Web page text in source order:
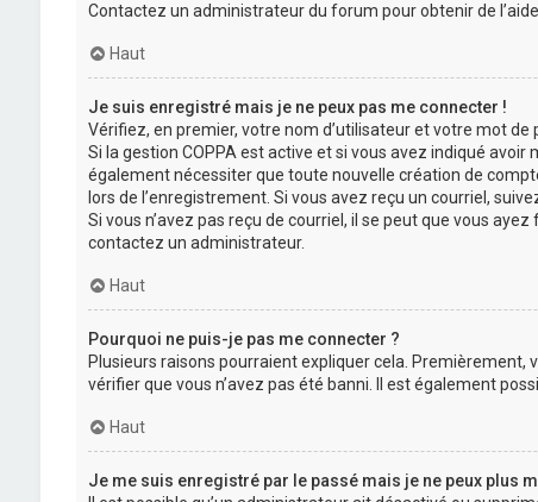
Contactez un administrateur du forum pour obtenir de l’aide.
Haut
Je suis enregistré mais je ne peux pas me connecter !
Vérifiez, en premier, votre nom d’utilisateur et votre mot de
Si la gestion COPPA est active et si vous avez indiqué
également nécessiter que toute nouvelle création de
lors de l’enregistrement. Si vous avez reçu un courriel,
Si vous n’avez pas reçu de courriel, il se peut que vous
contactez un administrateur.
Haut
Pourquoi ne puis-je pas me connecter ?
Plusieurs raisons pourraient expliquer cela.
vérifier que vous n’avez pas été banni. Il est également
Haut
Je me suis enregistré par le passé mais je ne peux plus